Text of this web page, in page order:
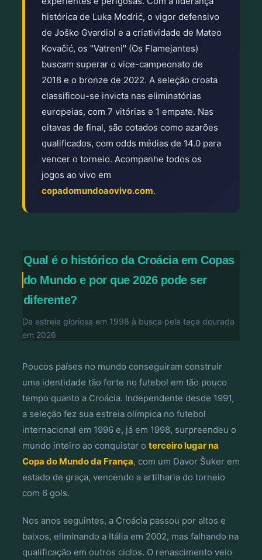
histórica de Luka Modrić, o vigor defensivo
de Joško Gvardiol e a criatividade de Mateo
Kovačić, os "Vatreni" (Os Flamejantes)
buscam superar o vice-campeonato de
2018 e o bronze de 2022. A seleção croata
classificou-se invicta nas eliminatórias
europeias, com 7 vitórias e 1 empate. Nas
oitavas de final, são cotados como azarões
qualificados, com odds médias de 14.0 para
vencer o torneio. Acompanhe todos os
jogos ao vivo em
copadomundoaovivo.com.
Qual é o histórico da Croácia em Copas
do Mundo e por que 2026 pode ser
diferente?
Da estreia gloriosa em 1998 à busca pela taça dourada
em 2026
Poucos países no mundo conseguiram construir
uma identidade tão forte no futebol em tão pouco
tempo quanto a Croácia. Independente desde 1991,
a seleção fez sua estreia olímpica no futebol
internacional em 1996 e, já em 1998, surpreendeu o
mundo inteiro ao conquistar o terceiro lugar na
Copa do Mundo da França, com um Davor Šuker em
estado de graça, vencendo a artilharia do torneio
com 6 gols.
Nos anos seguintes, a Croácia passou por altos e
baixos, eliminando a Itália em 2002, mas falhando na
qualificação em outros ciclos. O renascimento veio